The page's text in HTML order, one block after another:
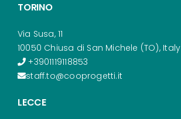
TORINO
Via Susa, 11
10050 Chiusa di San Michele (TO), Italy
+3901119118853
staff.to@cooprogetti.it
LECCE